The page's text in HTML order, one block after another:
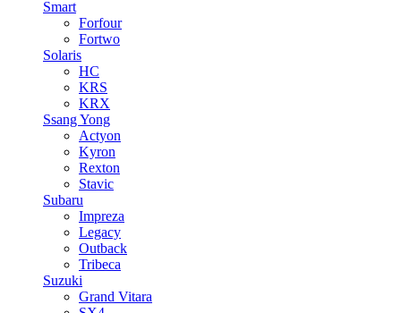
Smart
Forfour
Fortwo
Solaris
HC
KRS
KRX
Ssang Yong
Actyon
Kyron
Rexton
Stavic
Subaru
Impreza
Legacy
Outback
Tribeca
Suzuki
Grand Vitara